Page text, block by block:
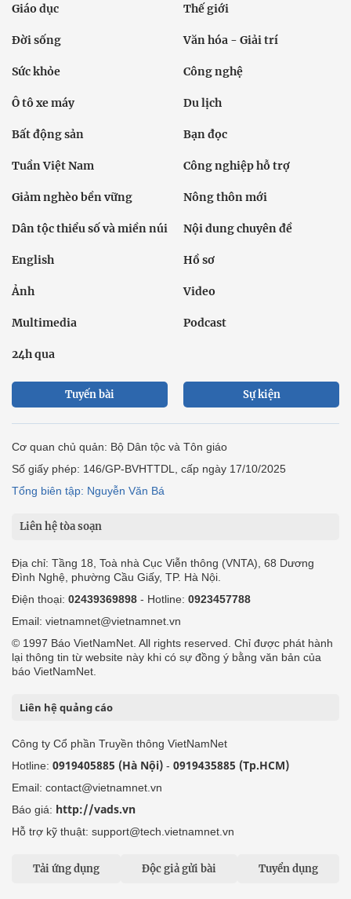
Giáo dục Thế giới
Đời sống Văn hóa - Giải trí
Sức khỏe Công nghệ
Ô tô xe máy Du lịch
Bất động sản Bạn đọc
Tuần Việt Nam Công nghiệp hỗ trợ
Giảm nghèo bền vững Nông thôn mới
Dân tộc thiểu số và miền núi Nội dung chuyên đề
English Hồ sơ
Ảnh Video
Multimedia Podcast
24h qua
Tuyến bài Sự kiện
Cơ quan chủ quản: Bộ Dân tộc và Tôn giáo
Số giấy phép: 146/GP-BVHTTDL, cấp ngày 17/10/2025
Tổng biên tập: Nguyễn Văn Bá
Liên hệ tòa soạn
Địa chỉ: Tầng 18, Toà nhà Cục Viễn thông (VNTA), 68 Dương
Đình Nghệ, phường Cầu Giấy, TP. Hà Nội.
Điện thoại: 02439369898 - Hotline: 0923457788
Email: vietnamnet@vietnamnet.vn
© 1997 Báo VietNamNet. All rights reserved. Chỉ được phát hành
lại thông tin từ website này khi có sự đồng ý bằng văn bản của
báo VietNamNet.
Liên hệ quảng cáo
Công ty Cổ phần Truyền thông VietNamNet
Hotline: 0919405885 (Hà Nội) - 0919435885 (Tp.HCM)
Email: contact@vietnamnet.vn
Báo giá: http://vads.vn
Hỗ trợ kỹ thuật: support@tech.vietnamnet.vn
Tải ứng dụng Độc giả gửi bài Tuyển dụng